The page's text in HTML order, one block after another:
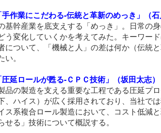
作業にこだわる-伝統と革新のめっき」（石
基幹産業を底支えする「めっき」。日常の
う変化していくかを考えてみた。キーワー
について、「機械と人」の差は何か（伝統
い。
延ロールが甦る-ＣＰＣ技術」（坂田太志）
品の製造を支える重要な工程である圧延プ
下、ハイス）が広く採用されており、当社
ス系複合ロール製造において、コスト低減
せる」技術について概説する。